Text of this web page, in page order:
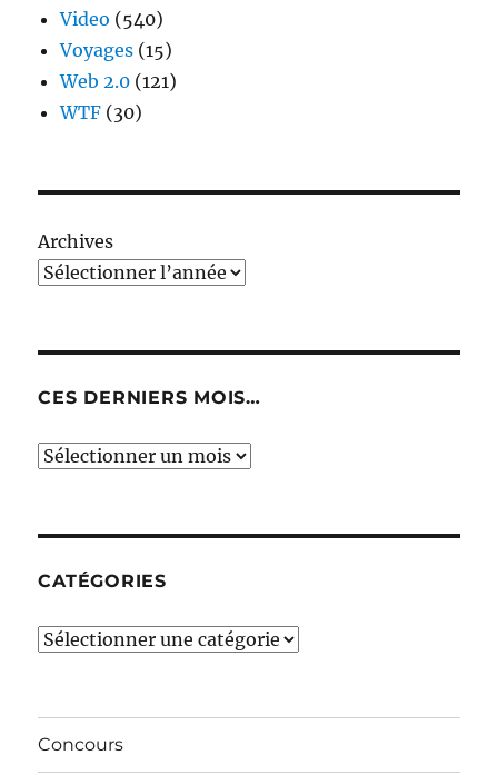
Video (540)
Voyages (15)
Web 2.0 (121)
WTF (30)
Archives
CES DERNIERS MOIS…
Ces
CATÉGORIES
Catégories
Concours